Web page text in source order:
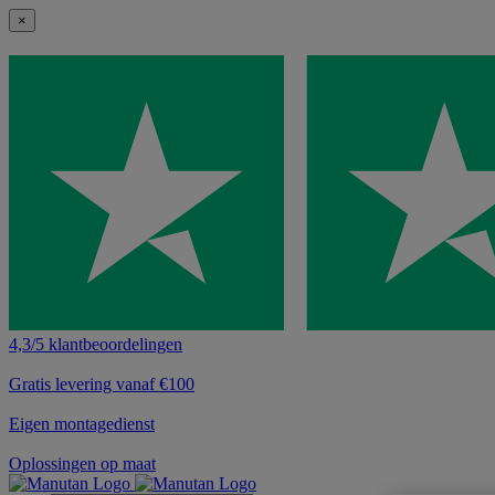
×
4,3/5 klantbeoordelingen
Gratis levering vanaf €100
Eigen montagedienst
Oplossingen op maat